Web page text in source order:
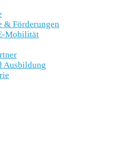
& Förderungen
Mobilität
Ausbildung